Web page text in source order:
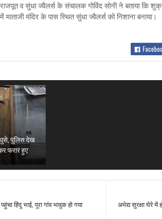
व सुंधा ज्वैलर्स के संचालक गोविंद सोनी ने बताया कि
मंदिर के पास स्थित सुंधा ज्वैलर्स को निशाना बनाया।
घुसे, पुलिस देख
फरार हुए
अभेद्य सुरक्षा घेरे में
हिंदू भाई, पूरा गांव भावुक हो गया